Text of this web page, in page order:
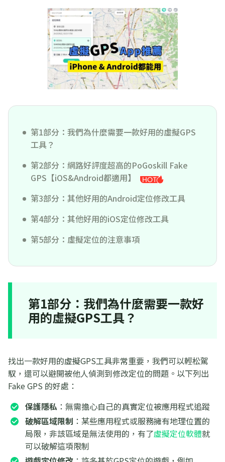
第1部分：我們為什麼需要一款好用的虛擬GPS
工具？
第2部分：網路好評度超高的PoGoskill Fake
GPS【iOS&Android都適用】
第3部分：其他好用的Android定位修改工具
第4部分：其他好用的iOS定位修改工具
第5部分：虛擬定位的注意事項
第1部分：我們為什麼需要一款好
用的虛擬GPS工具？
找出一款好用的虛擬GPS工具非常重要，我們可以輕松駕
馭，還可以避開被他人偵測到修改定位的問題。以下列出
Fake GPS 的好處：
保護隱私 ：無需擔心自己的真實定位被應用程式追蹤
破解區域限制 ：某些應用程式或服務擁有地理位置的
局限，非該區域是無法使用的，有了虛擬定位軟體就
可以破解這項限制